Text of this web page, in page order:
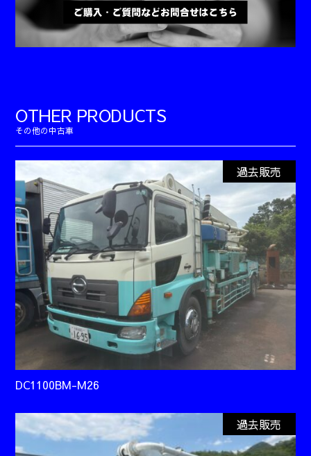
OTHER PRODUCTS
過去販売
DC1100BM-M26
過去販売